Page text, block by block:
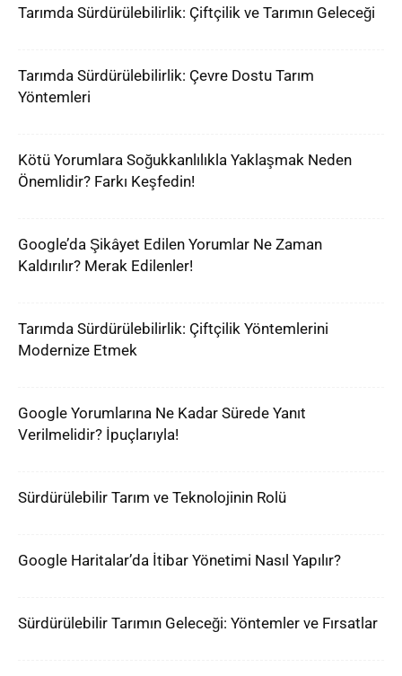
Tarımda Sürdürülebilirlik: Çiftçilik ve Tarımın Geleceği
Tarımda Sürdürülebilirlik: Çevre Dostu Tarım
Yöntemleri
Kötü Yorumlara Soğukkanlılıkla Yaklaşmak Neden
Önemlidir? Farkı Keşfedin!
Google’da Şikâyet Edilen Yorumlar Ne Zaman
Kaldırılır? Merak Edilenler!
Tarımda Sürdürülebilirlik: Çiftçilik Yöntemlerini
Modernize Etmek
Google Yorumlarına Ne Kadar Sürede Yanıt
Verilmelidir? İpuçlarıyla!
Sürdürülebilir Tarım ve Teknolojinin Rolü
Google Haritalar’da İtibar Yönetimi Nasıl Yapılır?
Sürdürülebilir Tarımın Geleceği: Yöntemler ve Fırsatlar